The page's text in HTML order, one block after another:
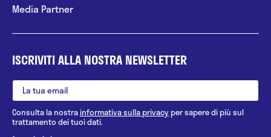
Media Partner
ISCRIVITI ALLA NOSTRA NEWSLETTER
Consulta la nostrainformativa sulla privacy per sapere di più sul
trattamento dei tuoi dati.